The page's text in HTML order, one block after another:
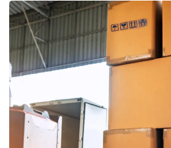
具体的なソリューション詳細